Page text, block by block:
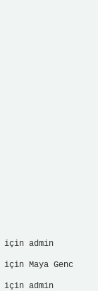
için admin
için Maya Genc
için admin